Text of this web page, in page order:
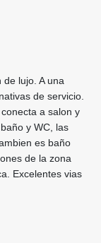
lujo. A una
de servicio.
a salon y
y WC, las
es baño
de la zona
Excelentes vias